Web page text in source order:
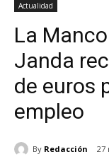
Actualidad
La
Janda
de euros
empleo
By Redacción 27